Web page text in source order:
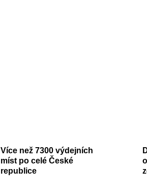
Více než 7300 výdejních
míst po celé České
republice